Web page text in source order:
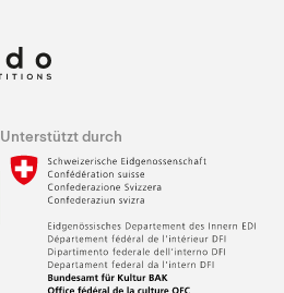
Unterstützt durch